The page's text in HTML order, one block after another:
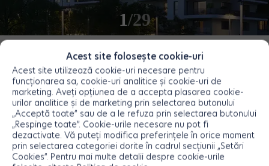
Acest site folosește cookie-uri
Acest site utilizează cookie-uri necesare pentru
funcționarea sa, cookie-uri analitice și cookie-uri de
marketing. Aveți opțiunea de a accepta plasarea cookie-
urilor analitice și de marketing prin selectarea butonului
„Acceptă toate” sau de a le refuza prin selectarea butonului
„Respinge toate”. Cookie-urile necesare nu pot fi
dezactivate. Vă puteți modifica preferințele în orice moment
prin selectarea categoriei dorite în cadrul secțiunii „Setări
Cookies”. Pentru mai multe detalii despre cookie-urile
1/29
Orientareapartamente